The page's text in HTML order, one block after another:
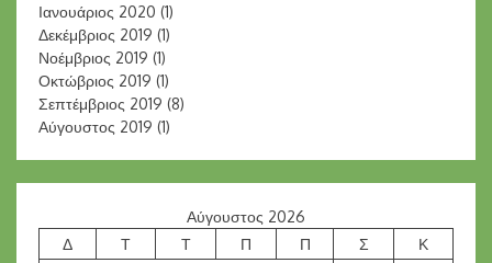
Ιανουάριος 2020 (1)
Δεκέμβριος 2019 (1)
Νοέμβριος 2019 (1)
Οκτώβριος 2019 (1)
Σεπτέμβριος 2019 (8)
Αύγουστος 2019 (1)
Αύγουστος 2026
Δ
Τ Τ Π Π Σ Κ